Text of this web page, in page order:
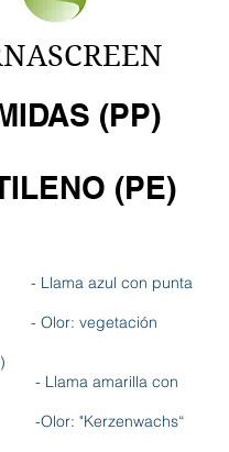
(PP)
(PE)
azul con punta
amarilla con